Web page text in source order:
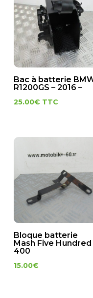
Bac à batterie
R1200GS – 2016 –
25.00€ TTC
Bloque batterie
Mash Five Hundred
400
15.00€